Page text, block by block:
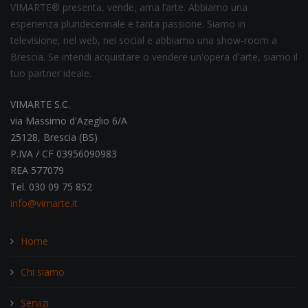
VIMARTE® presenta, vende, ama l’arte. Abbiamo una
esperienza pluridecennale e tanta passione. Siamo in
televisione, nel web, nei social e abbiamo una show-room a
Brescia. Se intendi acquistare o vendere un'opera d'arte, siamo il
tuo partner ideale.
VIMARTE S.C.
via Massimo d'Azeglio 6/A
25128, Brescia (BS)
P.IVA / CF 03956090983
REA 577079
Tel. 030 09 75 852
info@vimarte.it
Home
Chi siamo
Servizi